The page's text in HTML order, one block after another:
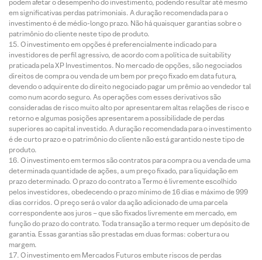
podem afetar o desempenho do investimento, podendo resultar até mesmo
em significativas perdas patrimoniais. A duração recomendada para o
investimento é de médio-longo prazo. Não há quaisquer garantias sobre o
patrimônio do cliente neste tipo de produto.
O investimento em opções é preferencialmente indicado para
investidores de perfil agressivo, de acordo com a política de suitability
praticada pela XP Investimentos. No mercado de opções, são negociados
direitos de compra ou venda de um bem por preço fixado em data futura,
devendo o adquirente do direito negociado pagar um prêmio ao vendedor tal
como num acordo seguro. As operações com esses derivativos são
consideradas de risco muito alto por apresentarem altas relações de risco e
retorno e algumas posições apresentarem a possibilidade de perdas
superiores ao capital investido. A duração recomendada para o investimento
é de curto prazo e o patrimônio do cliente não está garantido neste tipo de
produto.
O investimento em termos são contratos para compra ou a venda de uma
determinada quantidade de ações, a um preço fixado, para liquidação em
prazo determinado. O prazo do contrato a Termo é livremente escolhido
pelos investidores, obedecendo o prazo mínimo de 16 dias e máximo de 999
dias corridos. O preço será o valor da ação adicionado de uma parcela
correspondente aos juros – que são fixados livremente em mercado, em
função do prazo do contrato. Toda transação a termo requer um depósito de
garantia. Essas garantias são prestadas em duas formas: cobertura ou
margem.
O investimento em Mercados Futuros embute riscos de perdas